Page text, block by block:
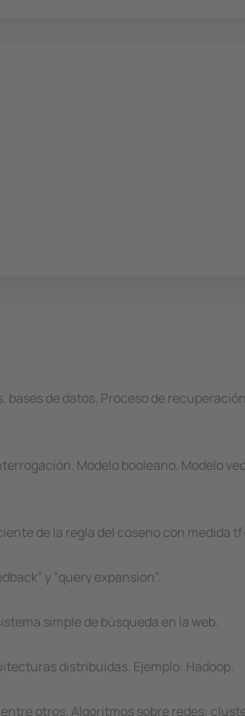
de datos. Proceso de
Modelo booleano. Modelo
de la regla del coseno con medida
y "query expansion".
simple de búsqueda en la web.
distribuidas. Ejemplo: Hadoop.
otros. Algoritmos sobre redes: